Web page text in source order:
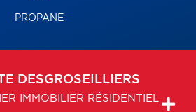
PROPANE
DESGROSEILLIERS
IMMOBILIER RÉSIDENTIEL